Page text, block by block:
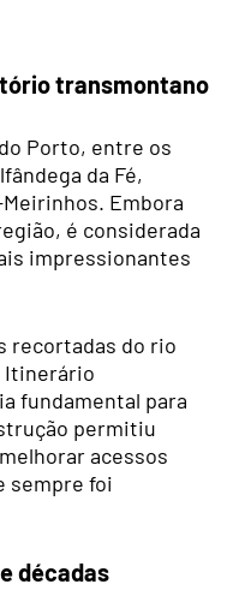
transmontano
Porto, entre os
da Fé,
Embora
é considerada
impressionantes
recortadas do rio
Itinerário
fundamental para
permitiu
acessos
sempre foi
décadas